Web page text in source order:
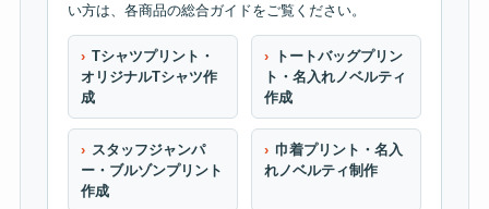
い方は、各商品の総合ガイドをご覧ください。
Tシャツプリント・
オリジナルTシャツ作
成
トートバッグプリン
ト・名入れノベルティ
作成
スタッフジャンパ
ー・ブルゾンプリント
作成
巾着プリント・名入
れノベルティ制作